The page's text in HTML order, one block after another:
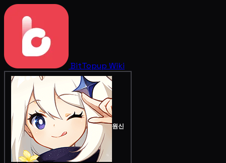
BitTopup Wiki
원신